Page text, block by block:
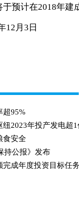
预计在2018年建
月3日
超95%
2023年投产发电超
食安全
持公报》发布
完成年度投资目标任